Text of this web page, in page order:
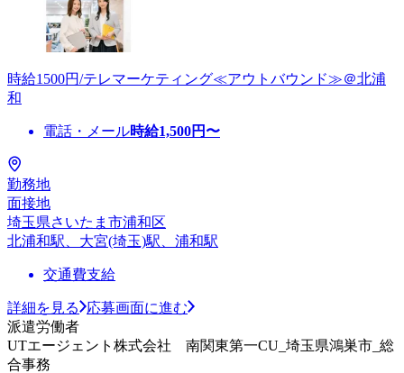
時給1500円/テレマーケティング≪アウトバウンド≫＠北浦
和
電話・メール時給1,500円〜
勤務地
面接地
埼玉県さいたま市浦和区
北浦和駅、大宮(埼玉)駅、浦和駅
交通費支給
詳細を見る
応募画面に進む
派遣労働者
UTエージェント株式会社 南関東第一CU_埼玉県鴻巣市_総
合事務